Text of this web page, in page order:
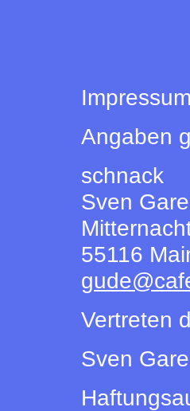
Impressum
Angaben
schnack
Sven
55116
Vertreten
Sven